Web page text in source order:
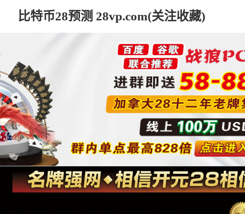
比特币28预测 28vp.com(关注收藏)